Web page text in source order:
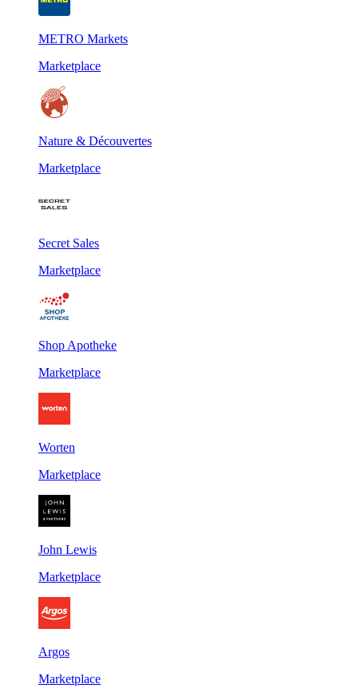
METRO Markets
Marketplace
Nature & Découvertes
Marketplace
Secret Sales
Marketplace
Shop Apotheke
Marketplace
Worten
Marketplace
John Lewis
Marketplace
Argos
Marketplace